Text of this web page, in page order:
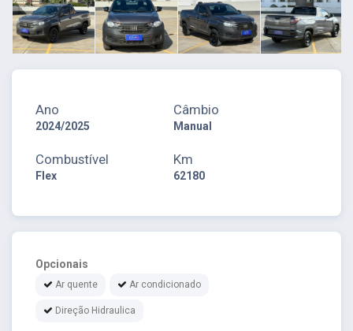
Ano
2024/2025
Câmbio
Manual
Combustível
Flex
Km
62180
Opcionais
Ar quente Ar condicionado
Direção Hidraulica